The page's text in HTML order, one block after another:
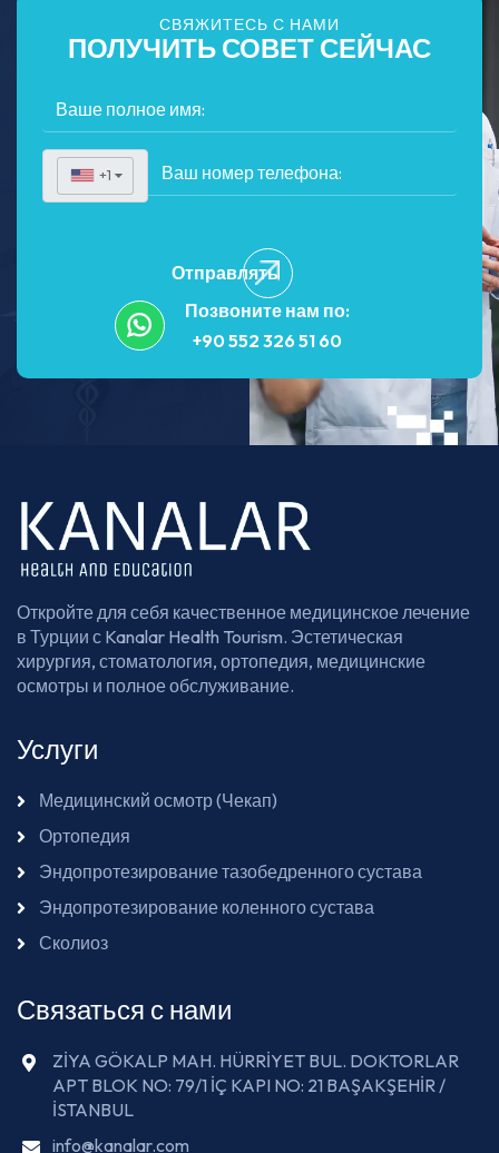
СВЯЖИТЕСЬ С НАМИ
ПОЛУЧИТЬ СОВЕТ СЕЙЧАС
+1 ▼
Отправлять
Позвоните нам по:
+90 552 326 51 60
Откройте для себя качественное медицинское лечение
в Турции с Kanalar Health Tourism. Эстетическая
хирургия, стоматология, ортопедия, медицинские
осмотры и полное обслуживание.
Услуги
Медицинский осмотр (Чекап)
Ортопедия
Эндопротезирование тазобедренного сустава
Эндопротезирование коленного сустава
Сколиоз
Связаться с нами
ZİYA GÖKALP MAH. HÜRRİYET BUL. DOKTORLAR
APT BLOK NO: 79/1 İÇ KAPI NO: 21 BAŞAKŞEHİR /
İSTANBUL
info@kanalar.com